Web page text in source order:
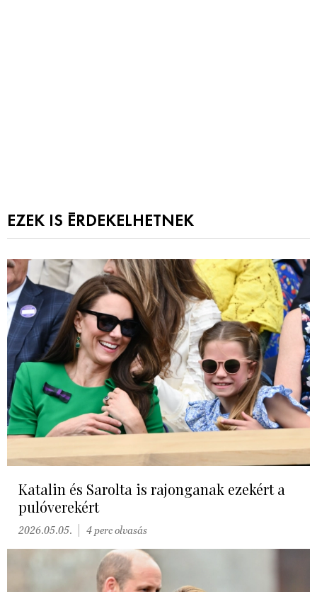
EZEK IS ÉRDEKELHETNEK
Katalin és Sarolta is rajonganak ezekért a
pulóverekért
2026.05.05. 4 perc olvasás